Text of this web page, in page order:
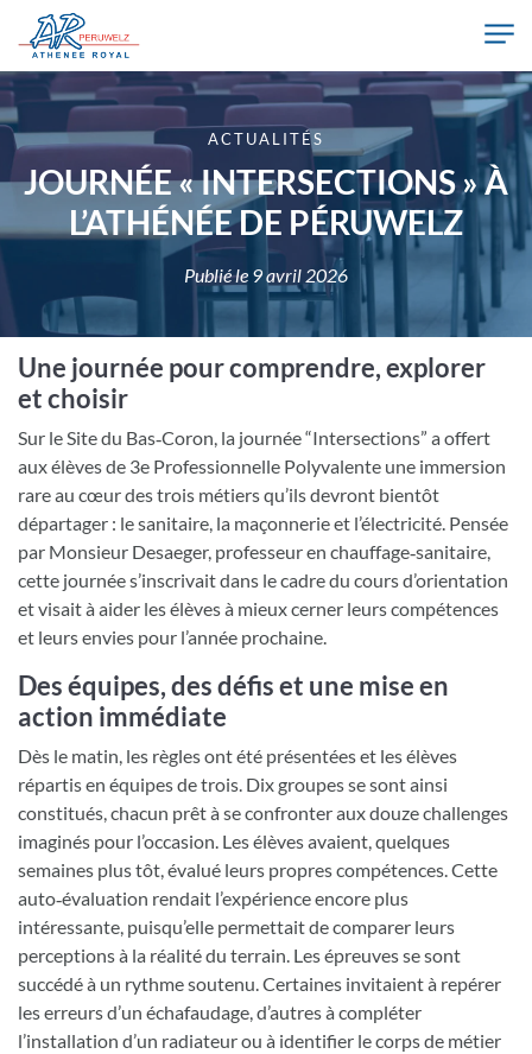
Skip to main content
Athénée Royal de Péruwelz
ACTUALITÉS
JOURNÉE « INTERSECTIONS » À
L’ATHÉNÉE DE PÉRUWELZ
Publié le 9 avril 2026
Une journée pour comprendre, explorer
et choisir
Sur le Site du Bas‑Coron, la journée “Intersections” a offert
aux élèves de 3e Professionnelle Polyvalente une immersion
rare au cœur des trois métiers qu’ils devront bientôt
départager : le sanitaire, la maçonnerie et l’électricité. Pensée
par Monsieur Desaeger, professeur en chauffage‑sanitaire,
cette journée s’inscrivait dans le cadre du cours d’orientation
et visait à aider les élèves à mieux cerner leurs compétences
et leurs envies pour l’année prochaine.
Des équipes, des défis et une mise en
action immédiate
Dès le matin, les règles ont été présentées et les élèves
répartis en équipes de trois. Dix groupes se sont ainsi
constitués, chacun prêt à se confronter aux douze challenges
imaginés pour l’occasion. Les élèves avaient, quelques
semaines plus tôt, évalué leurs propres compétences. Cette
auto‑évaluation rendait l’expérience encore plus
intéressante, puisqu’elle permettait de comparer leurs
perceptions à la réalité du terrain. Les épreuves se sont
succédé à un rythme soutenu. Certaines invitaient à repérer
les erreurs d’un échafaudage, d’autres à compléter
l’installation d’un radiateur ou à identifier le corps de métier